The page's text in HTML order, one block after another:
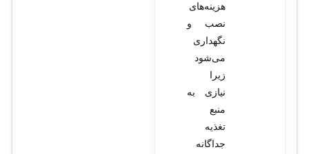
هزینه‌های
نصب و
نگهداری
می‌شود
زیرا
نیازی به
منبع
تغذیه
جداگانه